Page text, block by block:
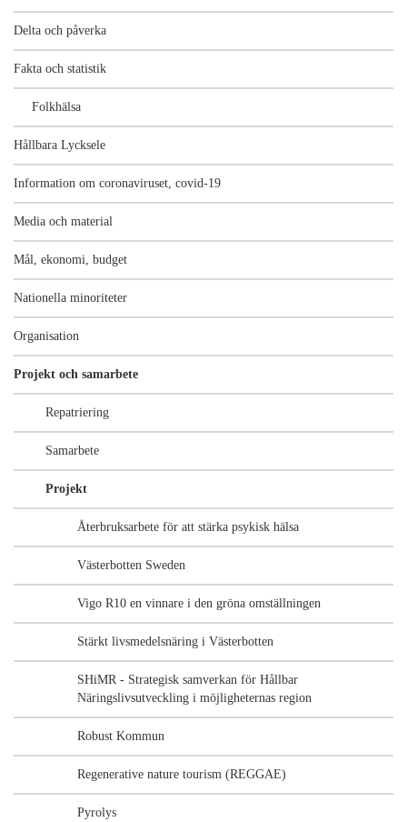
Delta och påverka
Fakta och statistik
Folkhälsa
Hållbara Lycksele
Information om coronaviruset, covid-19
Media och material
Mål, ekonomi, budget
Nationella minoriteter
Organisation
Projekt och samarbete
Repatriering
Samarbete
Projekt
Återbruksarbete för att stärka psykisk hälsa
Västerbotten Sweden
Vigo R10 en vinnare i den gröna omställningen
Stärkt livsmedelsnäring i Västerbotten
SHiMR - Strategisk samverkan för Hållbar
Näringslivsutveckling i möjligheternas region
Robust Kommun
Regenerative nature tourism (REGGAE)
Pyrolys